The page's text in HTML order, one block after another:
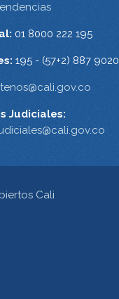
01 8000 222 195
195 - (57+2) 887 9020
Judiciales:
Cali